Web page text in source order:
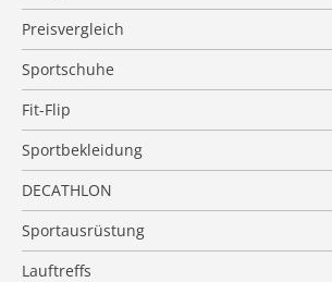
Preisvergleich
Sportschuhe
Fit-Flip
Sportbekleidung
DECATHLON
Sportausrüstung
Lauftreffs